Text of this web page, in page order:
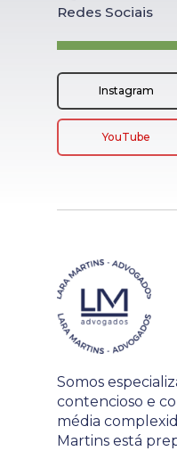
Redes Sociais
Instagram
YouTube
Somos
contencioso e
média
Martins está